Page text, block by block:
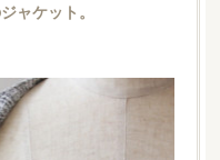
ャケット。